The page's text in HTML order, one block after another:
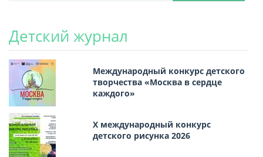
Детский журнал
Международный конкурс детского
творчества «Москва в сердце
каждого»
Х международный конкурс
детского рисунка 2026